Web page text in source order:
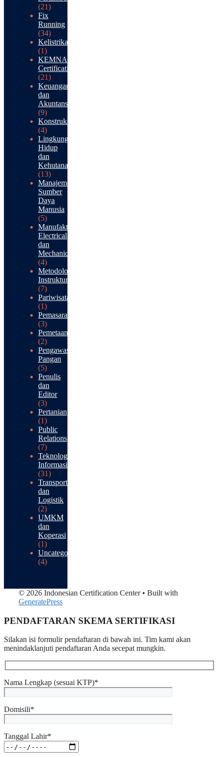
(21)
Fix
Running
(34)
Kelistrikan
(1)
KEMNAKER
Certification
(21)
Keuangan
dan
Akuntansi
(9)
Konstruksi
(4)
Lingkungan
Hidup
dan
Kehutanan
(13)
Manajemen
Sumber
Daya
Manusia
(5)
Manufaktur:
Electrical
dan
Mechanical
(4)
Metodologi
Instruktur
(7)
Pariwisata
(1)
Pemasaran
(3)
Pemetaan
(2)
Pengawasan
Pangan
(5)
Penulis
dan
Editor
(3)
Pertanian
(1)
Public
Relations
(7)
Teknologi
Informasi
(31)
Transportasi
dan
Logistik
(2)
UMKM
dan
Koperasi
(1)
Uncategorized
(4)
© 2026 Indonesian Certification Center• Built with
GeneratePress
PENDAFTARAN SKEMA SERTIFIKASI​
Silakan isi formulir pendaftaran di bawah ini. Tim kami akan
menindaklanjuti pendaftaran Anda secepat mungkin.
Nama Lengkap (sesuai KTP)*
Domisili*
Tanggal Lahir*